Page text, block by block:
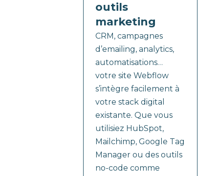
outils
marketing
CRM, campagnes
d’emailing, analytics,
automatisations…
votre site Webflow
s’intègre facilement à
votre stack digital
existante. Que vous
utilisiez HubSpot,
Mailchimp, Google Tag
Manager ou des outils
no-code comme